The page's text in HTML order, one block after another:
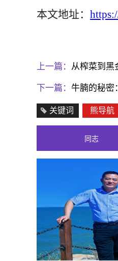
本文地址：
上一篇： 从榨菜到黑
下一篇： 牛腩的秘密
关键词 熊导航
同志